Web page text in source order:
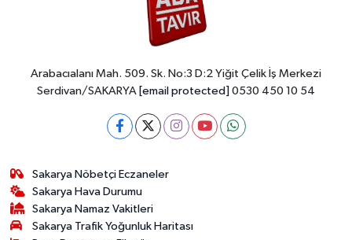
Arabacıalanı Mah. 509. Sk. No:3 D:2 Yiğit Çelik İş Merkezi
Serdivan/SAKARYA [email protected] 0530 450 10 54
Sakarya Nöbetçi Eczaneler
Sakarya Hava Durumu
Sakarya Namaz Vakitleri
Sakarya Trafik Yoğunluk Haritası